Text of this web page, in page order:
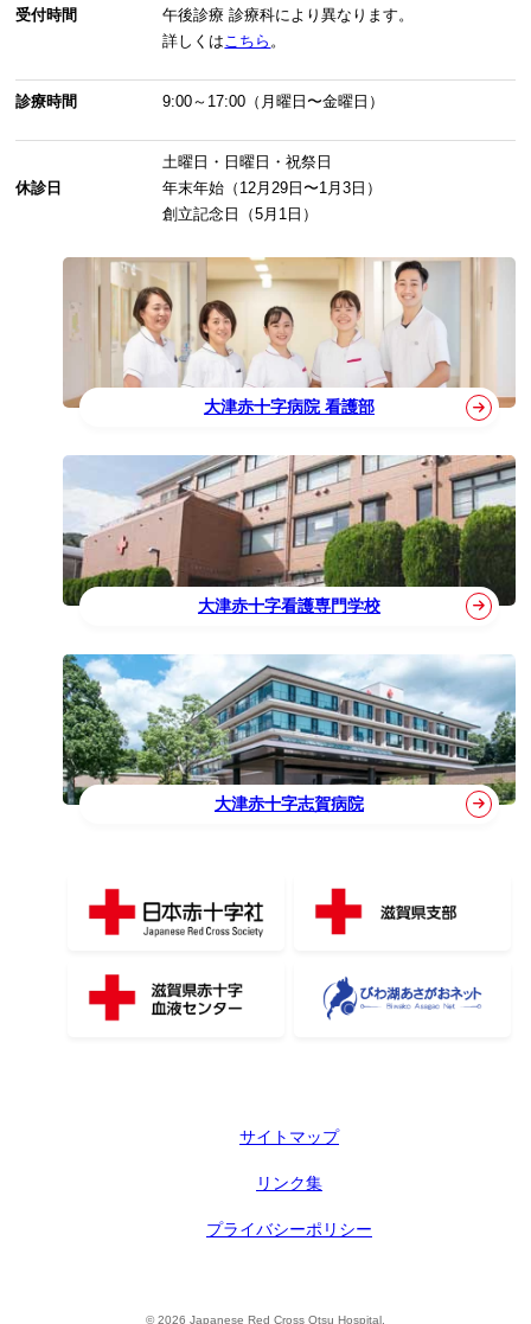
受付時間
午後診療診療科により異なります。
詳しくはこちら 。
診療時間 9:00～17:00（月曜日〜金曜日）
休診日
土曜日・日曜日・祝祭日
年末年始（12月29日〜1月3日）
創立記念日（5月1日）
大津赤十字病院 看護部
大津赤十字看護専門学校
大津赤十字志賀病院
サイトマップ
リンク集
プライバシーポリシー
© 2026 Japanese Red Cross Otsu Hospital.